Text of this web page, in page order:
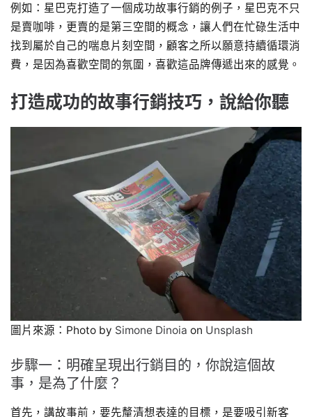
例如：星巴克打造了一個成功故事行銷的例子，星巴克不只
是賣咖啡，更賣的是第三空間的概念，讓人們在忙碌生活中
找到屬於自己的喘息片刻空間，顧客之所以願意持續循環消
費，是因為喜歡空間的氛圍，喜歡這品牌傳遞出來的感覺。
打造成功的故事行銷技巧，說給你聽
圖片來源：Photo by Simone Dinoia on Unsplash
步驟一：明確呈現出行銷目的，你說這個故
事，是為了什麼？
首先，講故事前，要先釐清想表達的目標，是要吸引新客